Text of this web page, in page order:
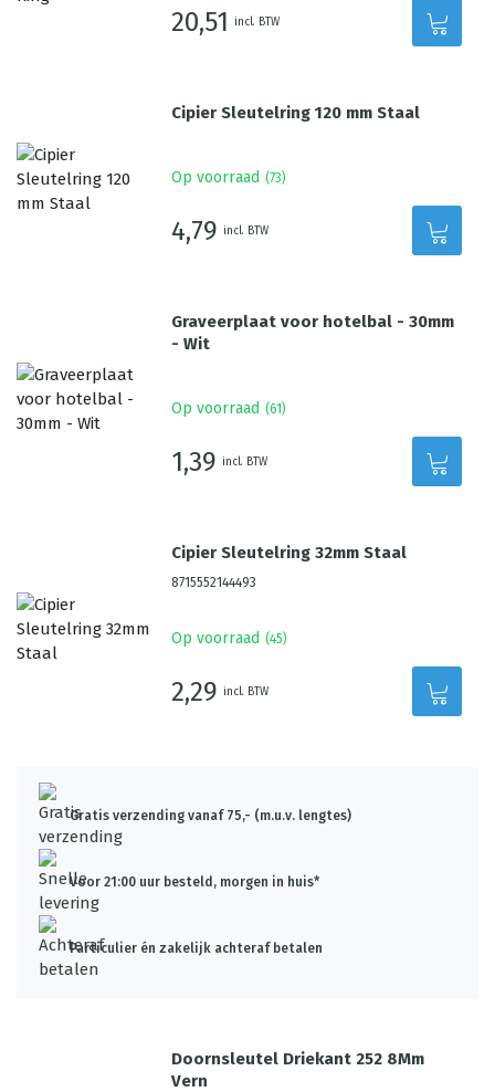
20,51 incl. BTW
Cipier Sleutelring 120 mm Staal
Op voorraad (73)
4,79 incl. BTW
Graveerplaat voor hotelbal - 30mm
- Wit
Op voorraad (61 )
1,39 incl. BTW
Cipier Sleutelring 32mm Staal
8715552144493
Op voorraad (45)
2,29 incl. BTW
Gratis verzending vanaf 75,- (m.u.v. lengtes)
Voor 21:00 uur besteld, morgen in huis*
Particulier én zakelijk achteraf betalen
Doornsleutel Driekant 252 8Mm
Vern